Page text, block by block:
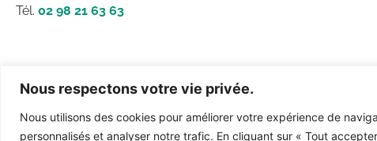
Nous respectons votre vie privée.
Nous utilisons des cookies pour améliorer votre expérience de
personnalisés et analyser notre trafic. En cliquant sur « Tout
Tél. 02 98 21 63 63